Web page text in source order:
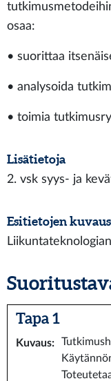
osaa:
• suorittaa
• analysoida
• toimia
Lisätietoja
2. vsk syys- ja
Esitietojen kuvaus
Tapa 1
Kuvaus: